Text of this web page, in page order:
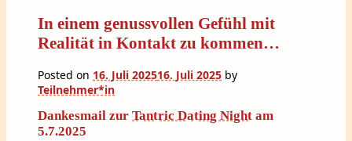
In einem genussvollen Gefühl mit
Realität in Kontakt zu kommen…
Posted on 16. Juli 202516. Juli 2025 by
Teilnehmer*in
Dankesmail zur Tantric Dating Night am
5.7.2025